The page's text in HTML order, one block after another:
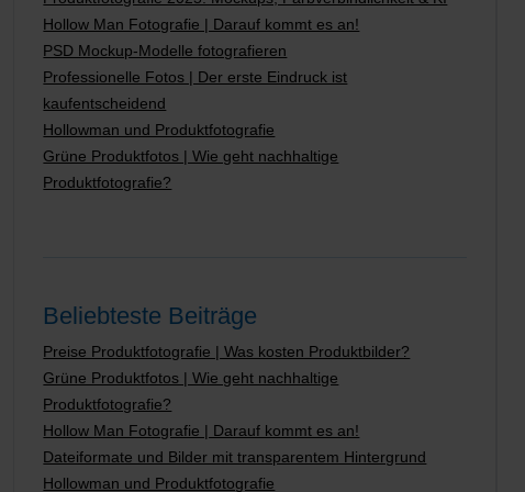
Hollow Man Fotografie | Darauf kommt es an!
PSD Mockup-Modelle fotografieren
Professionelle Fotos | Der erste Eindruck ist
kaufentscheidend
Hollowman und Produktfotografie
Grüne Produktfotos | Wie geht nachhaltige
Produktfotografie?
Beliebteste Beiträge
Preise Produktfotografie | Was kosten Produktbilder?
Grüne Produktfotos | Wie geht nachhaltige
Produktfotografie?
Hollow Man Fotografie | Darauf kommt es an!
Dateiformate und Bilder mit transparentem Hintergrund
Hollowman und Produktfotografie